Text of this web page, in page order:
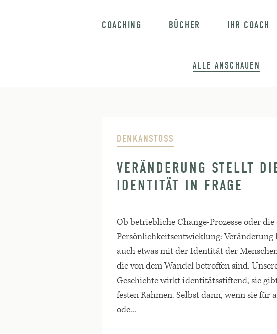
COACHING BÜCHER IHR COACH
ALLE ANSCHAUEN
DENKANSTOSS
VERÄNDERUNG STELLT
IDENTITÄT IN FRAGE
Ob betriebliche Change-Prozesse oder die
Persönlichkeitsentwicklung:
auch etwas mit der Identität der
die von dem Wandel betroffen sind.
Geschichte wirkt identitätsstiftend, sie
festen Rahmen. Selbst dann, wenn sie für
ode...